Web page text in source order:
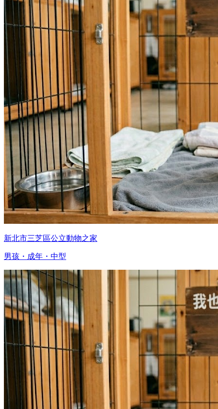
新北市三芝區公立動物之家
男孩・成年・中型